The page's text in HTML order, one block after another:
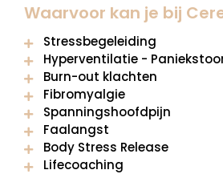
Waarvoor kan je bij
Stressbegeleiding
Hyperventilatie -
Burn-out klachten
Fibromyalgie
Spanningshoofdpijn
Faalangst
Body Stress Release
Lifecoaching